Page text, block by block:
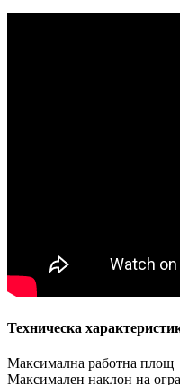
Техническа
Максимална работна
Максимален наклон на